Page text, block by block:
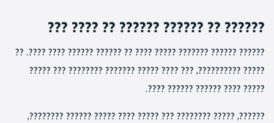
?????? ?? ?????? ?????? ?? ???? ???
?????? ?????? ??????? ????? ???? ?? ?????? ?????? ???? ????. ??
????? ??????????, ??? ???? ????? ??????? ???????? ??? ?????
????? ???? ?????? ?????? ????.
??????, ????? ???????? ??? ????? ???? ????? ?????? ????????,